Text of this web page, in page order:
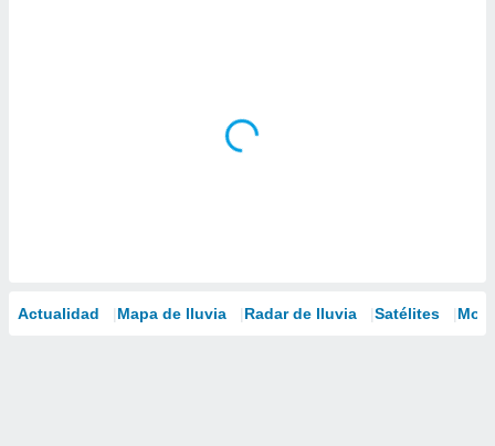
Actualidad Mapa de lluvia Radar de lluvia Satélites